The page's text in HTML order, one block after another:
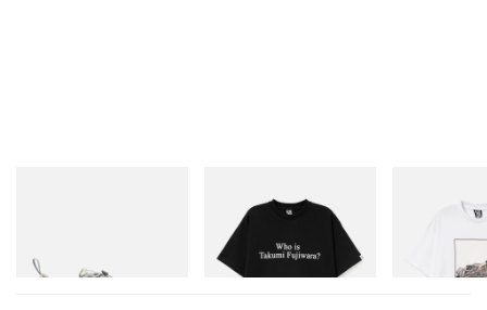
Sleeve T-Shirt／BAPE® Oversized Work Pants／BAPE® Belt／BAPE® Knit
Hat／BAPE STA™ Footwear／Cartier SANTOS DE CARTIER Watch／Cartier
CLASH DE CARTIER Ring／Cartier CLASH DE CARTIER Necklace
與 Su Yiming 對談
立即購入
Billionaire Boys Club X Initial
D Cotton T-Shirt 3
立即購入
Billionaire
D Cotton T-